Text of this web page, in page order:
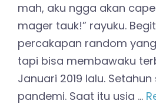
mah, aku ngga akan
mager tauk!” rayuku.
percakapan random
tapi bisa membawaku
Januari 2019 lalu.
pandemi. Saat itu usia …